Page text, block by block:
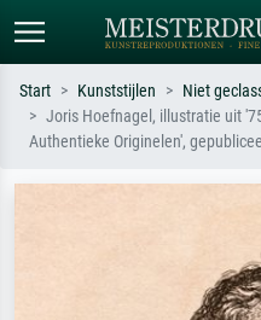
Standaard zoeken
Start Kunststijlen Niet
Joris Hoefnagel, illustratie uit
Authentieke Originelen',